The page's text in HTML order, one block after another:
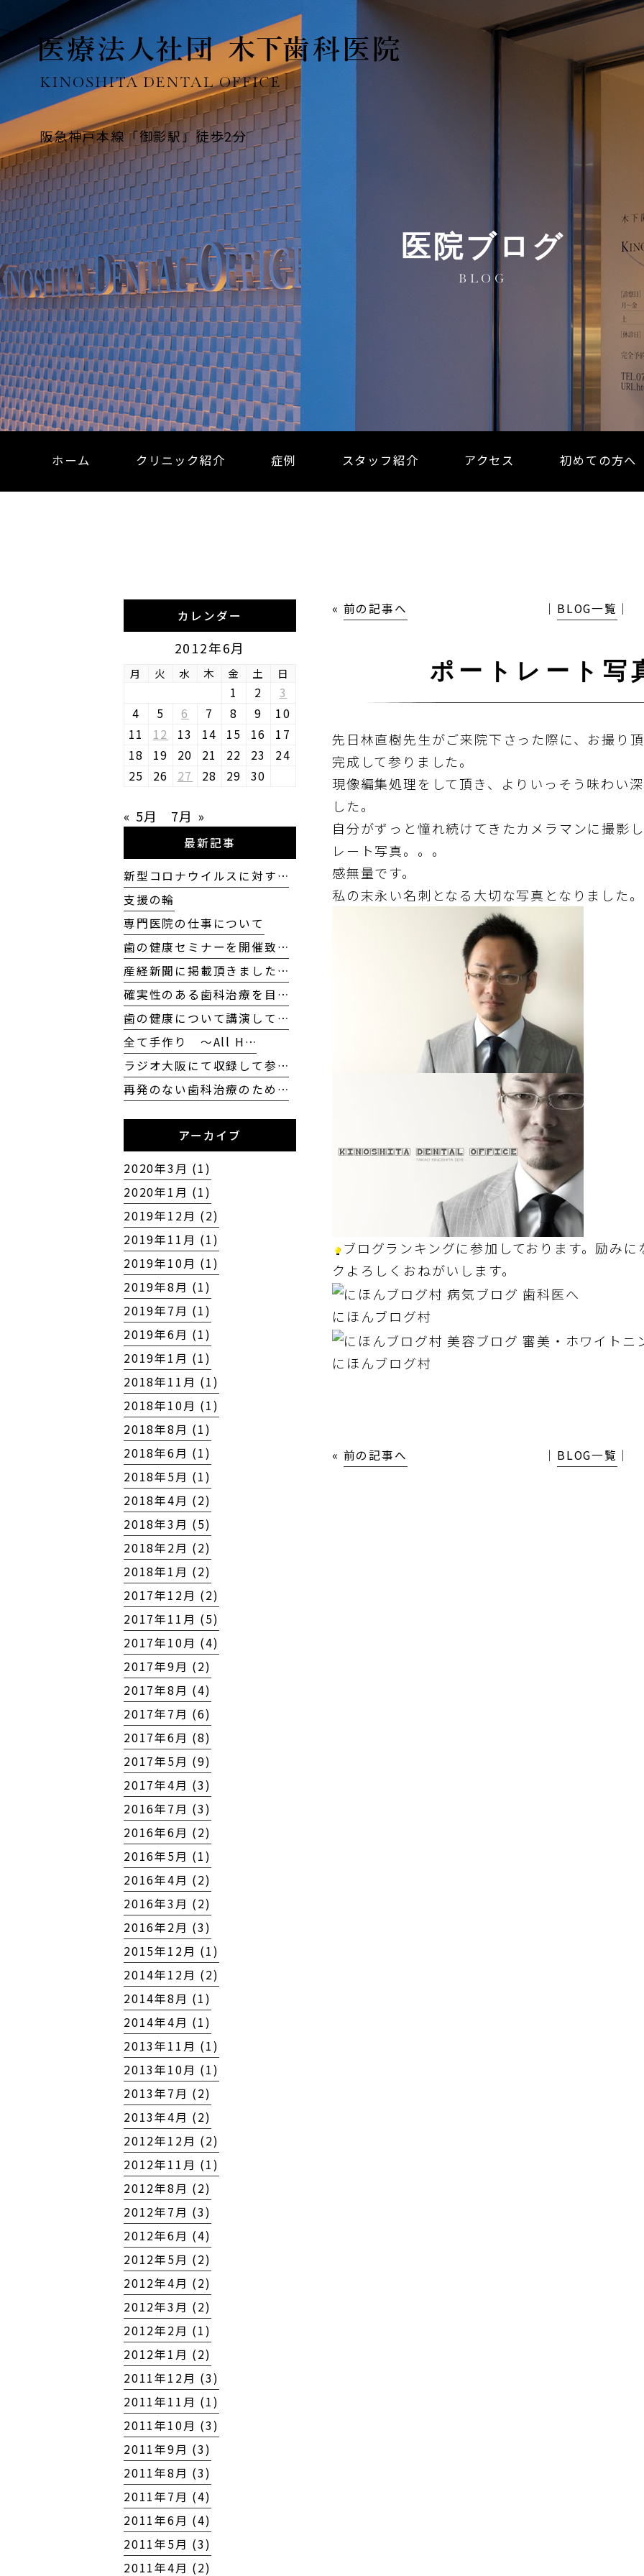
阪急神戸本線「御影駅」徒歩2分
医院ブログ
BLOG
ホーム クリニック紹介 症例 スタッフ紹介 アクセス 初めての方へ
« 前の記事へ │ BLOG一覧 │
ポートレート写
先日林直樹先生がご来院下さった際に、お撮り
完成して参りました。
現像編集処理をして頂き、よりいっそう味わい
した。
自分がずっと憧れ続けてきたカメラマンに撮影
レート写真。。。
感無量です。
私の末永い名刺となる大切な写真となりました。
ブログランキングに参加しております。励み
クよろしくおねがいします。
にほんブログ村
にほんブログ村
« 前の記事へ │ BLOG一覧 │
カレンダー
2012年6月
月 火 水 木 金 土 日
1 2
3
4
5 6 7 8 9
10
11
12 13 14 15 16
17
18
19 20 21 22 23
24
25
26 27 28 29 30
« 5月 7月 »
最新記事
新型コロナウイルスに対す…
支援の輪
専門医院の仕事について
歯の健康セミナーを開催致…
産経新聞に掲載頂きました…
確実性のある歯科治療を目…
歯の健康について講演して…
全て手作り 〜All H…
ラジオ大阪にて収録して参…
再発のない歯科治療のため…
アーカイブ
2020年3月 (1)
2020年1月 (1)
2019年12月 (2)
2019年11月 (1)
2019年10月 (1)
2019年8月 (1)
2019年7月 (1)
2019年6月 (1)
2019年1月 (1)
2018年11月 (1)
2018年10月 (1)
2018年8月 (1)
2018年6月 (1)
2018年5月 (1)
2018年4月 (2)
2018年3月 (5)
2018年2月 (2)
2018年1月 (2)
2017年12月 (2)
2017年11月 (5)
2017年10月 (4)
2017年9月 (2)
2017年8月 (4)
2017年7月 (6)
2017年6月 (8)
2017年5月 (9)
2017年4月 (3)
2016年7月 (3)
2016年6月 (2)
2016年5月 (1)
2016年4月 (2)
2016年3月 (2)
2016年2月 (3)
2015年12月 (1)
2014年12月 (2)
2014年8月 (1)
2014年4月 (1)
2013年11月 (1)
2013年10月 (1)
2013年7月 (2)
2013年4月 (2)
2012年12月 (2)
2012年11月 (1)
2012年8月 (2)
2012年7月 (3)
2012年6月 (4)
2012年5月 (2)
2012年4月 (2)
2012年3月 (2)
2012年2月 (1)
2012年1月 (2)
2011年12月 (3)
2011年11月 (1)
2011年10月 (3)
2011年9月 (3)
2011年8月 (3)
2011年7月 (4)
2011年6月 (4)
2011年5月 (3)
2011年4月 (2)